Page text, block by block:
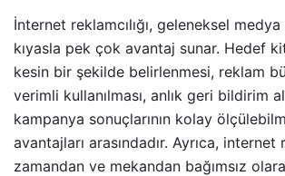
İnternet reklamcılığı, geleneksel medya
kıyasla pek çok avantaj sunar. Hedef
kesin bir şekilde belirlenmesi, reklam
verimli kullanılması, anlık geri bildirim
kampanya sonuçlarının kolay
avantajları arasındadır. Ayrıca, internet
zamandan ve mekandan bağımsız